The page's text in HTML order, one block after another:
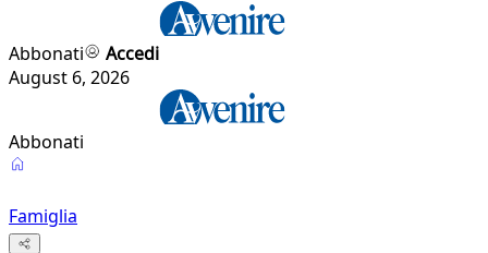
Abbonati
Accedi
August 6, 2026
Abbonati
Famiglia